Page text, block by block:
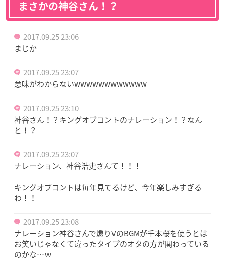
まさかの神谷さん！？
2017.09.25 23:06
まじか
2017.09.25 23:07
意味がわからないwwwwwwwwwwww
2017.09.25 23:10
神谷さん！？キングオブコントのナレーション！？なん
と！？
2017.09.25 23:07
ナレーション、神谷浩史さんて！！！
キングオブコントは毎年見てるけど、今年楽しみすぎる
わ！！
2017.09.25 23:08
ナレーション神谷さんで煽りVのBGMが千本桜を使うとは
お笑いじゃなくて違ったタイプのオタの方が関わっている
のかな…ｗ